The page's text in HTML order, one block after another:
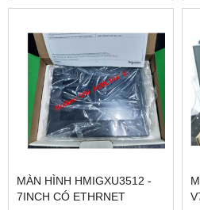
MÀN HÌNH HMIGXU3512 -
7INCH CÓ ETHRNET